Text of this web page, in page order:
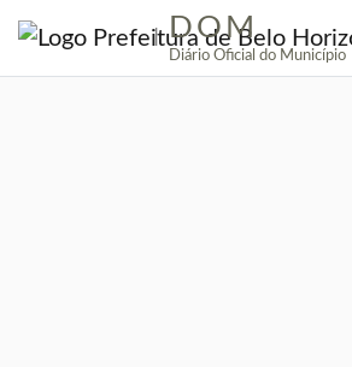
| DOM
Diário Oficial do Município